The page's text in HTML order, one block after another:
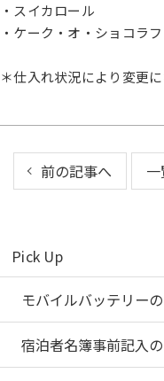
・スイカロール
・ケーク・オ・ショコラ
＊仕入れ状況により変更
前の記事へ
Pick Up
モバイルバッテリー
宿泊者名簿事前記入